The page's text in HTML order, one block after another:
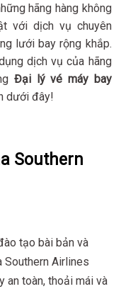
hãng hàng không
với dịch vụ chuyên
lưới bay rộng khắp.
dịch vụ của hãng
Đại lý vé máy bay
dưới đây!
Southern
tạo bài bản và
Southern Airlines
an toàn, thoải mái và